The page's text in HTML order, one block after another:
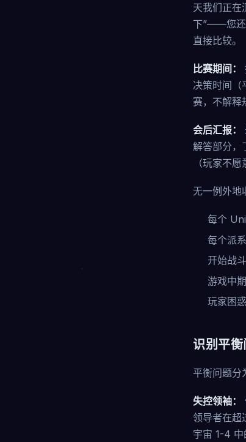
天我们正在
下”——您还
直接比较。
比赛期间：
决策时间（
赛，不解释
会后汇报：
解答部分，
（玩家不
无一例外地
每个
每个派
开始战斗
游戏中
玩家困
识别平
平衡问题分
失控领袖：
领导者在超
宇宙 1-4 中